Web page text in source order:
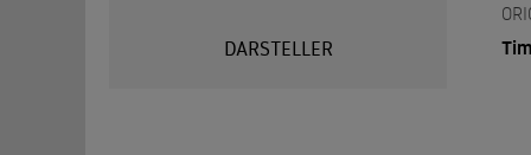
DARSTELLER